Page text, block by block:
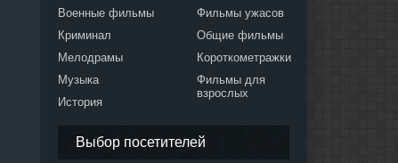
Военные фильмы
Криминал
Мелодрамы
Музыка
История
Фильмы ужасов
Общие фильмы
Короткометражки
Фильмы для
взрослых
Выбор посетителей